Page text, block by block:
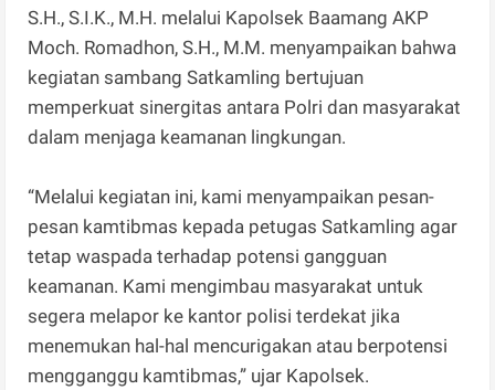
S.H., S.I.K., M.H. melalui Kapolsek Baamang AKP
Moch. Romadhon, S.H., M.M. menyampaikan bahwa
kegiatan sambang Satkamling bertujuan
memperkuat sinergitas antara Polri dan masyarakat
dalam menjaga keamanan lingkungan.
“Melalui kegiatan ini, kami menyampaikan pesan-
pesan kamtibmas kepada petugas Satkamling agar
tetap waspada terhadap potensi gangguan
keamanan. Kami mengimbau masyarakat untuk
segera melapor ke kantor polisi terdekat jika
menemukan hal-hal mencurigakan atau berpotensi
mengganggu kamtibmas,” ujar Kapolsek.